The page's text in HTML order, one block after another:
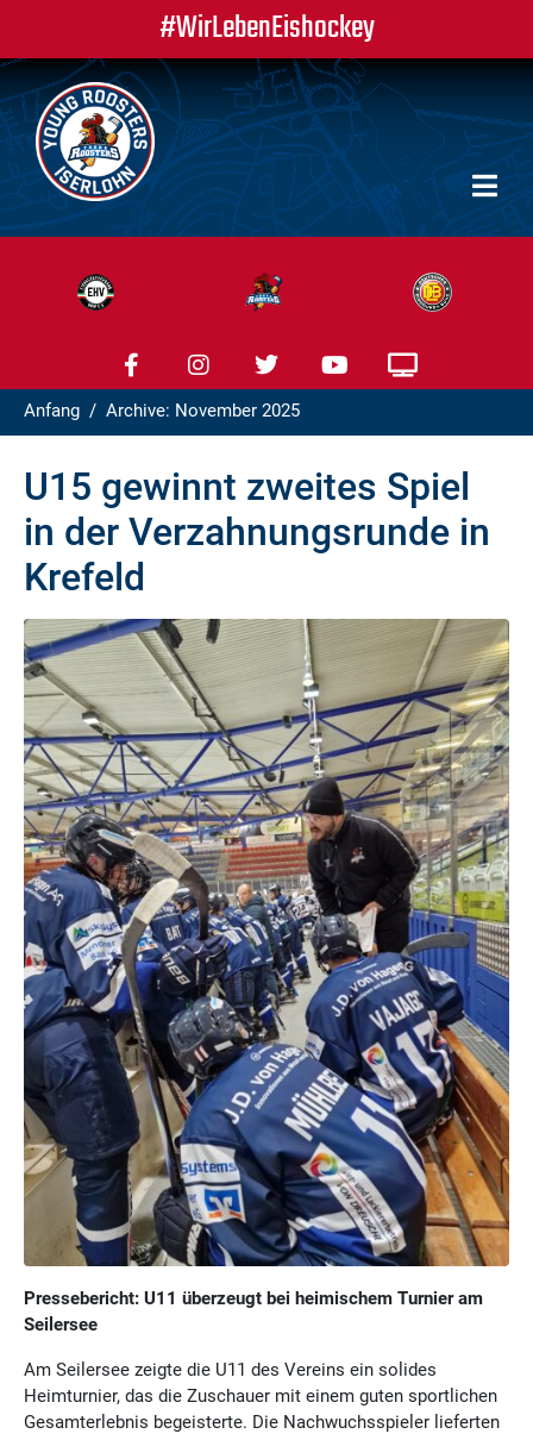
#WirLebenEishockey
Anfang Archive: November 2025
U15 gewinnt zweites Spiel
in der Verzahnungsrunde in
Krefeld
Pressebericht: U11 überzeugt bei heimischem Turnier am
Seilersee
Am Seilersee zeigte die U11 des Vereins ein solides
Heimturnier, das die Zuschauer mit einem guten sportlichen
Gesamterlebnis begeisterte. Die Nachwuchsspieler lieferten